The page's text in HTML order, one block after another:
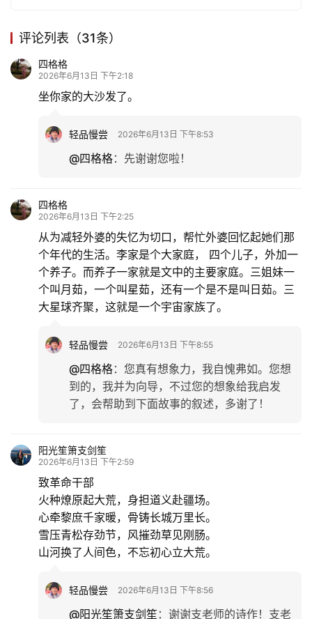
评论列表（31条）
四格格
2026年6月13日 下午2:18
坐你家的大沙发了。
轻品慢尝 2026年6月13日 下午8:53
@四格格： 先谢谢您啦！
四格格
2026年6月13日 下午2:25
从为减轻外婆的失忆为切口，帮忙外婆回忆起她们那
个年代的生活。李家是个大家庭， 四个儿子，外加一
个养子。而养子一家就是文中的主要家庭。三姐妹一
个叫月茹，一个叫星茹，还有一个是不是叫日茹。三
大星球齐聚，这就是一个宇宙家族了。
轻品慢尝 2026年6月13日 下午8:55
@四格格： 您真有想象力，我自愧弗如。您想
到的，我并为向导，不过您的想象给我启发
了，会帮助到下面故事的叙述，多谢了！
阳光笙箫支剑笙
2026年6月13日 下午2:59
致革命干部
火种燎原起大荒，身担道义赴疆场。
心牵黎庶千家暖，骨铸长城万里长。
雪压青松存劲节，风摧劲草见刚肠。
山河换了人间色，不忘初心立大荒。
轻品慢尝 2026年6月13日 下午8:56
@阳光笙箫支剑笙 ： 谢谢支老师的诗作！支老